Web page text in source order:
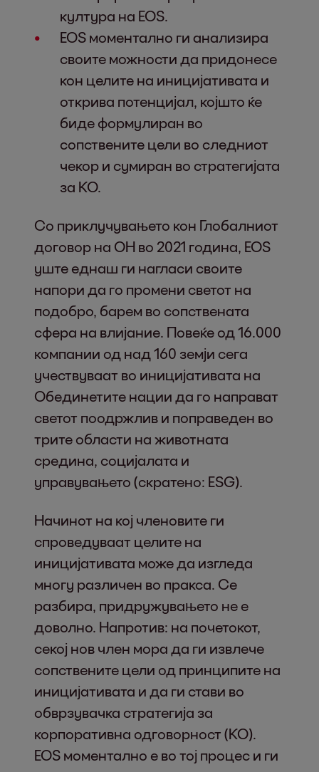
култура на EOS.
EOS моментално ги анализира
своите можности да придонесе
кон целите на иницијативата и
открива потенцијал, којшто ќе
биде формулиран во
сопствените цели во следниот
чекор и сумиран во стратегијата
за КО.
Со приклучувањето кон Глобалниот
договор на ОН во 2021 година, EOS
уште еднаш ги нагласи своите
напори да го промени светот на
подобро, барем во сопствената
сфера на влијание. Повеќе од 16.000
компании од над 160 земји сега
учествуваат во иницијативата на
Обединетите нации да го направат
светот поодржлив и поправеден во
трите области на животната
средина, социјалата и
управувањето (скратено: ESG).
Начинот на кој членовите ги
спроведуваат целите на
иницијативата може да изгледа
многу различен во пракса. Се
разбира, придружувањето не е
доволно. Напротив: на почетокот,
секој нов член мора да ги извлече
сопствените цели од принципите на
иницијативата и да ги стави во
обврзувачка стратегија за
корпоративна одговорност (КО).
EOS моментално е во тој процес и ги